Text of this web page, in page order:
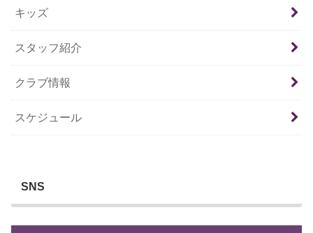
キッズ
スタッフ紹介
クラブ情報
スケジュール
SNS